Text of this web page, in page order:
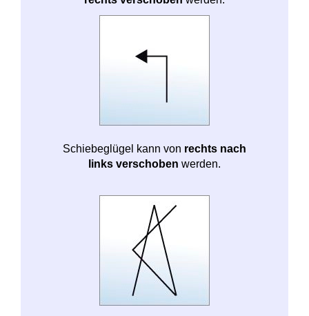
Schiebeglügel kann von rechts nach
links verschoben werden.